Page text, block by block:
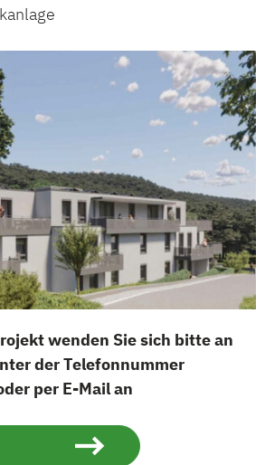
wenden Sie sich bitte an
der Telefonnummer
per E-Mail an